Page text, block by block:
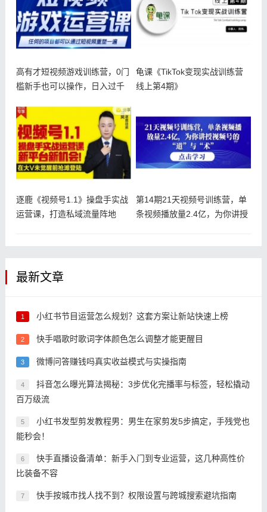
高有才短视频游戏训练营，0门
槛新手也可以操作，日入过千
龟课《TikTok变现实战训练营
线上第4期》
逐鹿《视频号1.1》操盘手实战
运营课，打造私域流量阵地
第14期21天视频号训练营，单
条视频播放量2.4亿，为你讲授
最新文章
1 小红书节目运营怎么规划？这套方案让新站快速上榜
2 快手唱歌时歌词字体颜色怎么调整才能更醒目
3 微博问答赚钱吗真实收益模式与实操指南
4
抖音怎么曝光算法揭秘：3步优化完播率与标签，轻松撬动
百万级流
5
小红书发型剪发教程男：男生在家剪发5步搞定，手残党也
能秒会！
6
快手直播设备清单：新手入门到专业运营，这几种高性价
比装备不容
7 快手按城市找人找不到？权限设置与跨城搜索避坑指南